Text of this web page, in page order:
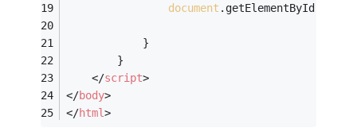
document
            }
        }
</script>
</body>
</html>